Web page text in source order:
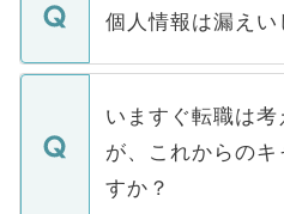
■応募殺到を避ける
関を公にしてしまう
に、医療機関が求め
みを人材紹介会社に
ています。
ん。また、仮に応募
定を承諾する必要は
の辞退の連絡はキャ
個人情報は漏えい
個人情報が漏えいす
で、ご安心ください
などで収集したご登
ご本人のキャリアア
支援を目的に使用い
いますぐ転職は
が、これからのキ
すか？